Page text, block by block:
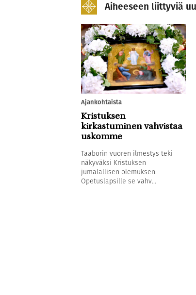
Aiheeseen liittyviä
Ajankohtaista
Kristuksen
kirkastuminen vahvistaa
uskomme
Taaborin vuoren ilmestys teki
näkyväksi Kristuksen
jumalallisen olemuksen.
Opetuslapsille se vahv...